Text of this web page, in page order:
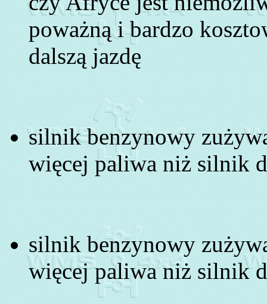
poważną i bardzo
dalszą jazdę
silnik benzynowy
więcej paliwa niż silnik
silnik benzynowy
więcej paliwa niż silnik